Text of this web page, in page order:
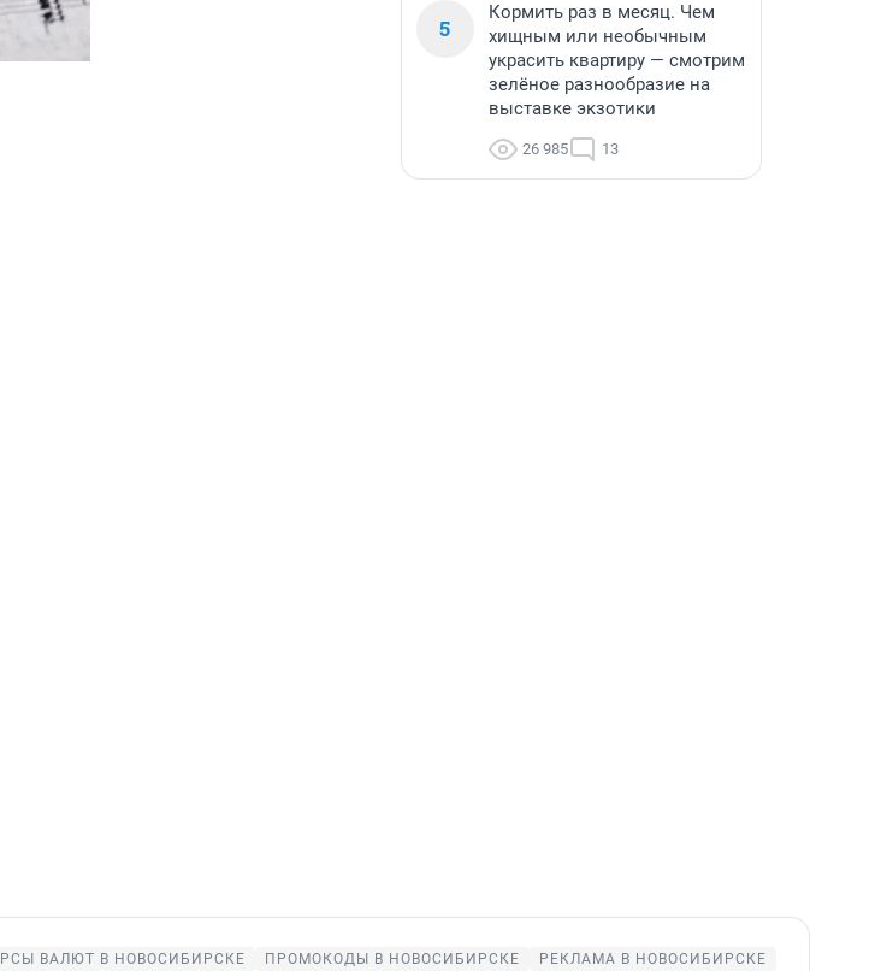
5
Кормить раз в месяц. Чем
хищным или необычным
украсить квартиру — смотрим
зелёное разнообразие на
выставке экзотики
26 985 13
ВАЛЮТ В НОВОСИБИРСКЕ ПРОМОКОДЫ В НОВОСИБИРСКЕ
РЕКЛАМА В НОВОСИБИРСКЕ